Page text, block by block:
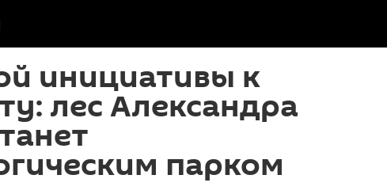
инициативы к
лес Александра
парком